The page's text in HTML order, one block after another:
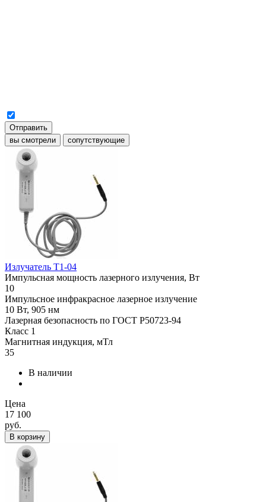
Отправить
вы смотрели
сопутствующие
Излучатель Т1-04
Импульсная мощность лазерного излучения, Вт
10
Импульсное инфракрасное лазерное излучение
10 Вт, 905 нм
Лазерная безопасность по ГОСТ Р50723-94
Класс 1
Магнитная индукция, мТл
35
В наличии
Цена
17 100
руб.
В корзину